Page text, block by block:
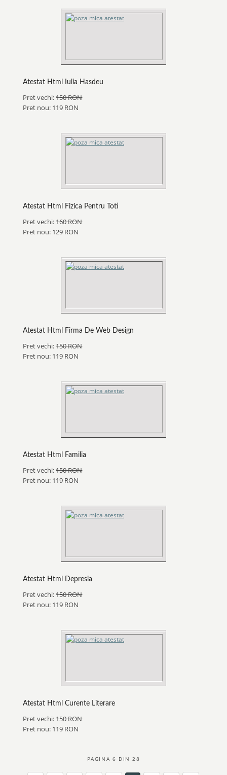
Atestat Html Iulia Hasdeu
Pret vechi:150 RON
Pret nou: 119 RON
Atestat Html Fizica Pentru Toti
Pret vechi:160 RON
Pret nou: 129 RON
Atestat Html Firma De Web Design
Pret vechi:150 RON
Pret nou: 119 RON
Atestat Html Familia
Pret vechi:150 RON
Pret nou: 119 RON
Atestat Html Depresia
Pret vechi:150 RON
Pret nou: 119 RON
Atestat Html Curente Literare
Pret vechi:150 RON
Pret nou: 119 RON
PAGINA 6 DIN 28